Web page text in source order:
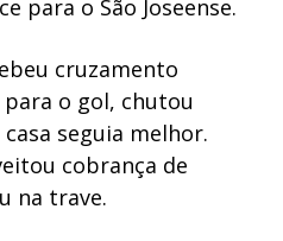
para o São Joseense.
cruzamento
o gol, chutou
seguia melhor.
cobrança de
na trave.